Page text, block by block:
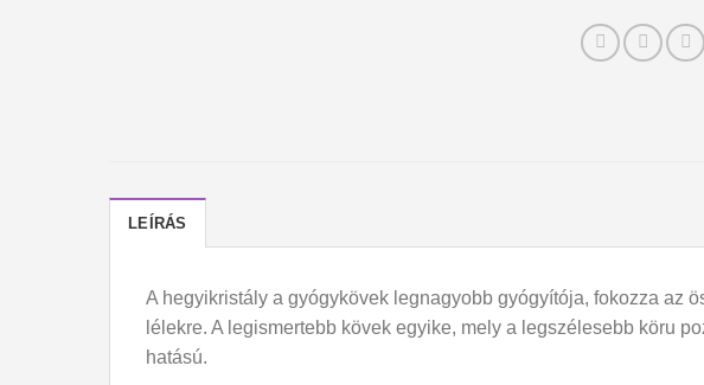
LEÍRÁS
A hegyikristály a gyógykövek legnagyobb gyógyítója, fokozza az
lélekre. A legismertebb kövek egyike, mely a legszélesebb köru
hatású.